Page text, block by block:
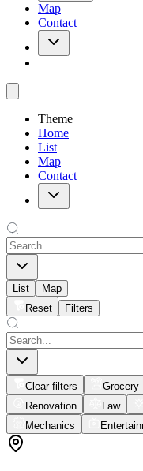
Map
Contact
Theme
Home
List
Map
Contact
List
Map
Reset
Filters
Clear filters Grocery
Renovation
Law
Mechanics